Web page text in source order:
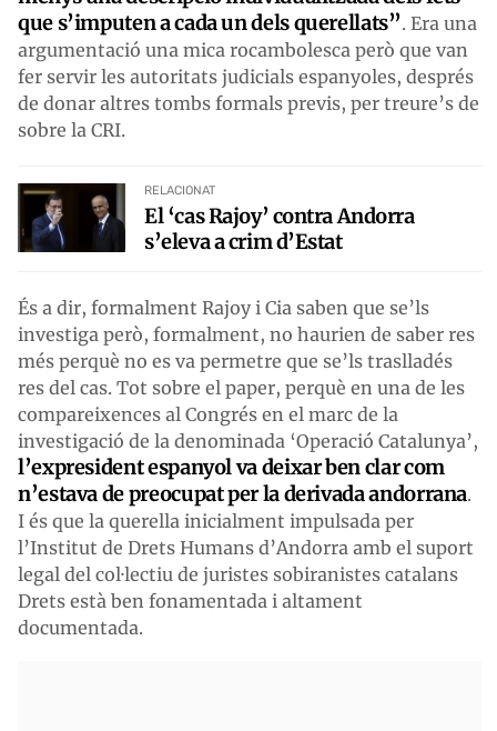
que s’imputen a cada un dels querellats”. Era una
argumentació una mica rocambolesca però que van
fer servir les autoritats judicials espanyoles, després
de donar altres tombs formals previs, per treure’s de
sobre la CRI.
RELACIONAT
El ‘cas Rajoy’ contra Andorra
s’eleva a crim d’Estat
És a dir, formalment Rajoy i Cia saben que se’ls
investiga però, formalment, no haurien de saber res
més perquè no es va permetre que se’ls traslladés
res del cas. Tot sobre el paper, perquè en una de les
compareixences al Congrés en el marc de la
investigació de la denominada ‘Operació Catalunya’,
l’expresident espanyol va deixar ben clar com
n’estava de preocupat per la derivada andorrana.
I és que la querella inicialment impulsada per
l’Institut de Drets Humans d’Andorra amb el suport
legal del col·lectiu de juristes sobiranistes catalans
Drets està ben fonamentada i altament
documentada.